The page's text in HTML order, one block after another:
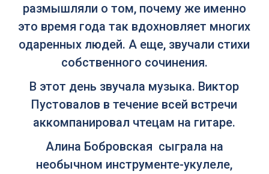
размышляли о том, почему же именно
это время года так вдохновляет многих
одаренных людей. А еще, звучали стихи
собственного сочинения.
В этот день звучала музыка. Виктор
Пустовалов в течение всей встречи
аккомпанировал чтецам на гитаре.
Алина Бобровская сыграла на
необычном инструменте-укулеле,